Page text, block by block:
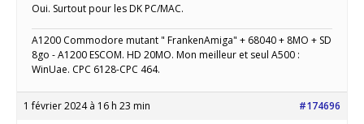
Oui. Surtout pour les DK PC/MAC.
A1200 Commodore mutant " FrankenAmiga" + 68040 + 8MO + SD
8go - A1200 ESCOM. HD 20MO. Mon meilleur et seul A500 :
WinUae. CPC 6128-CPC 464.
1 février 2024 à 16 h 23 min #174696